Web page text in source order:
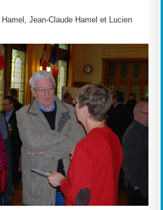
Jean-Claude Hamel et Lucien